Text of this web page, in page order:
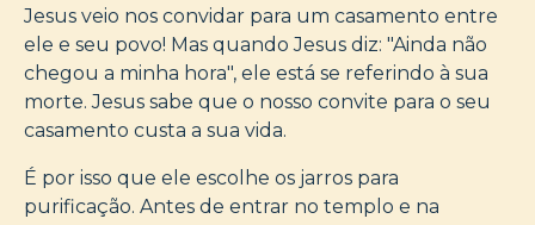
Jesus veio nos convidar para um casamento entre
ele e seu povo! Mas quando Jesus diz: "Ainda não
chegou a minha hora", ele está se referindo à sua
morte. Jesus sabe que o nosso convite para o seu
casamento custa a sua vida.
É por isso que ele escolhe os jarros para
purificação. Antes de entrar no templo e na